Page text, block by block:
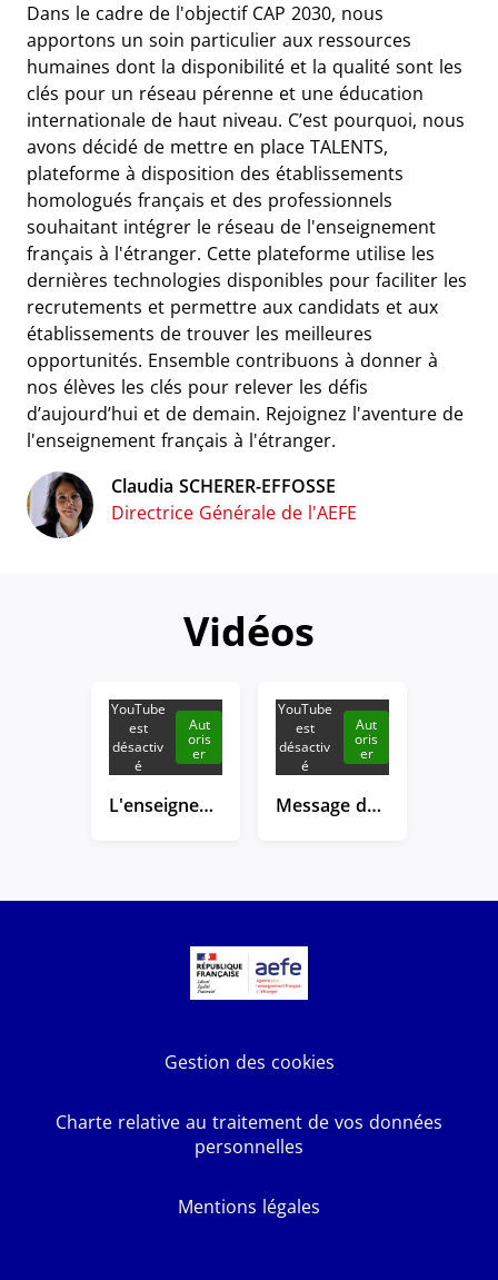
Dans le cadre de l'objectif CAP 2030, nous
apportons un soin particulier aux ressources
humaines dont la disponibilité et la qualité sont les
clés pour un réseau pérenne et une éducation
internationale de haut niveau. C’est pourquoi, nous
avons décidé de mettre en place TALENTS,
plateforme à disposition des établissements
homologués français et des professionnels
souhaitant intégrer le réseau de l'enseignement
français à l'étranger. Cette plateforme utilise les
dernières technologies disponibles pour faciliter les
recrutements et permettre aux candidats et aux
établissements de trouver les meilleures
opportunités. Ensemble contribuons à donner à
nos élèves les clés pour relever les défis
d’aujourd’hui et de demain. Rejoignez l'aventure de
l'enseignement français à l'étranger.
Claudia SCHERER-EFFOSSE
Directrice Générale de l'AEFE
Vidéos
YouTube
est
désactiv
é
Aut
oris
er
L'enseignement français à l'étranger : leurs témoignages
YouTube
est
désactiv
é
Aut
oris
er
Message de rentrée 2025 de la directrice générale de l'AEFE
Gestion des cookies
Charte relative au traitement de vos données
personnelles
Mentions légales